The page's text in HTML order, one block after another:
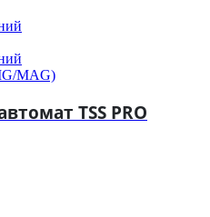
MAG)
TSS PRO